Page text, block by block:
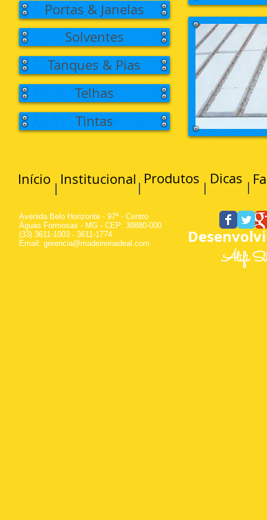
Tintas
Telhas
Tanques & Pias
Solventes
Portas & Janelas
Início Institucional Produtos Dicas
Avenida Belo Horizonte - 97ª - Centro
Águas Formosas - MG - CEP: 39880-000
(33) 3611-1003 - 3611-1774
Email: gerencia@madeireiraideal.com
Álifi